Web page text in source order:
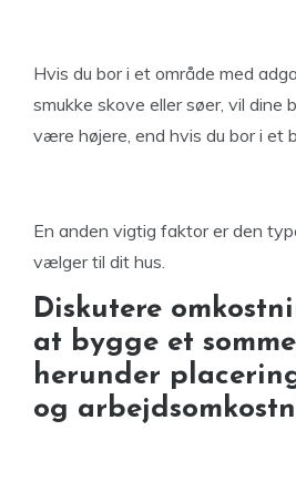
Hvis du bor i et område med
smukke skove eller søer, vil dine
være højere, end hvis du bor i et
En anden vigtig faktor er den
vælger til dit hus.
Diskutere
at bygge et
herunder
og